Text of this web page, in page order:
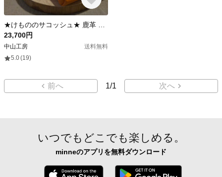
23,700円
中山工房
送料無料
5.0(19)
前へ 1/1 次へ
いつでもどこでも楽しめる。
minneのアプリを無料ダウンロード